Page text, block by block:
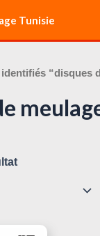
Tunisie
“disques